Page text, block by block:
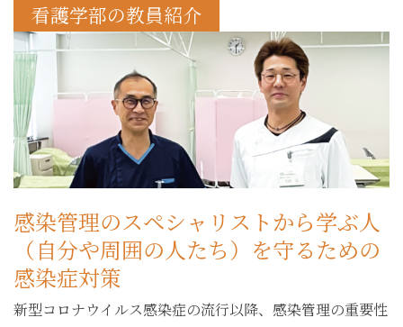
看護学部の教員紹介
感染管理のスペシャリストから学ぶ人
（自分や周囲の人たち）を守るための
感染症対策
新型コロナウイルス感染症の流行以降、感染管理の重要性